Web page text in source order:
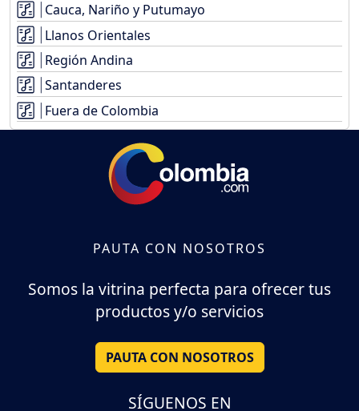
Cauca, Nariño y Putumayo
Llanos Orientales
Región Andina
Santanderes
Fuera de Colombia
PAUTA CON NOSOTROS
Somos la vitrina perfecta para ofrecer tus
productos y/o servicios
PAUTA CON NOSOTROS
SÍGUENOS EN